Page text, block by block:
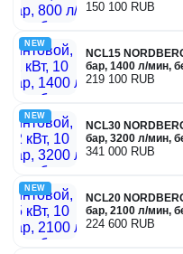
150 100 RUB
NEW
NCL15
бар, 1400 л/мин,
219 100 RUB
NEW
NCL30
бар, 3200 л/мин,
341 000 RUB
NEW
NCL20
бар, 2100 л/мин,
224 600 RUB